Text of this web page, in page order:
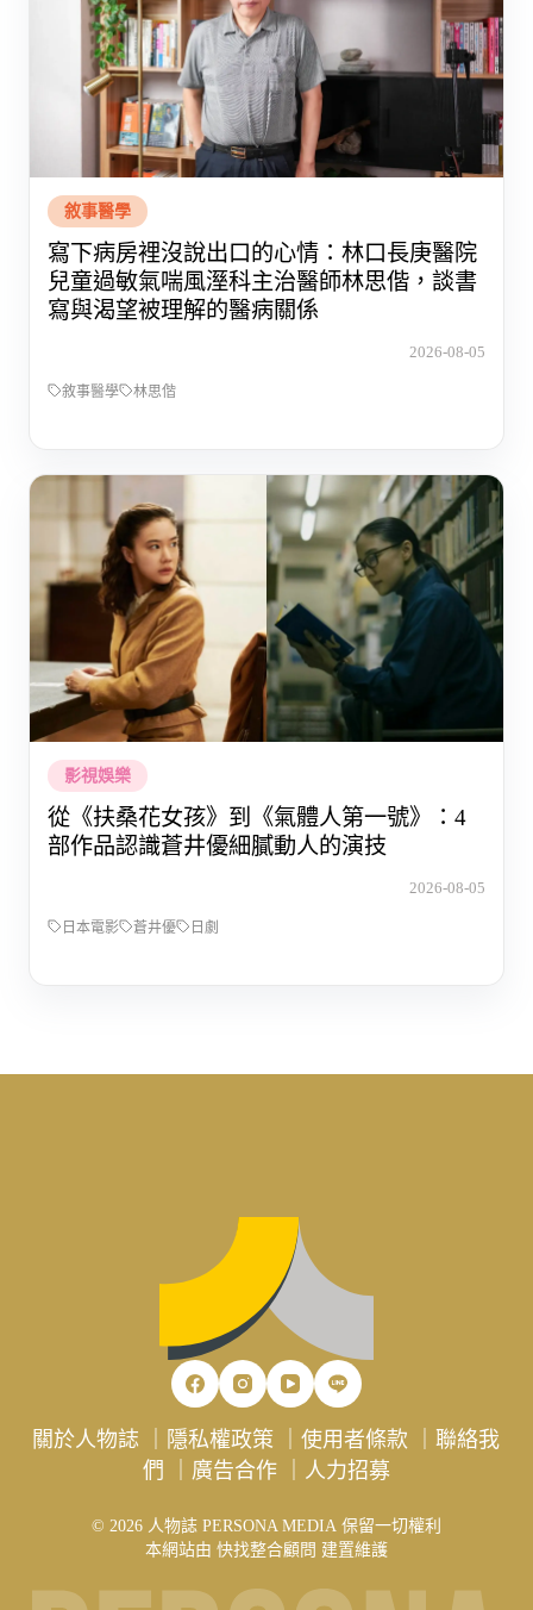
敘事醫學
寫下病房裡沒說出口的心情：林口長庚醫院
兒童過敏氣喘風溼科主治醫師林思偕，談書
寫與渴望被理解的醫病關係
2026-08-05
敘事醫學 林思偕
影視娛樂
從《扶桑花女孩》到《氣體人第一號》：4
部作品認識蒼井優細膩動人的演技
2026-08-05
日本電影 蒼井優 日劇
關於人物誌 隱私權政策 ｜使用者條款 ｜聯絡我
們
廣告合作｜ 人力招募
© 2026 人物誌 PERSONA MEDIA 保留一切權利
本網站由 快找整合顧問 建置維護